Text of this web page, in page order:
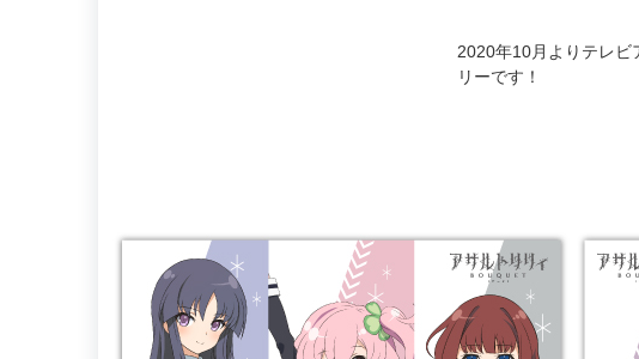
2020年10月よりテレビ
リーです！